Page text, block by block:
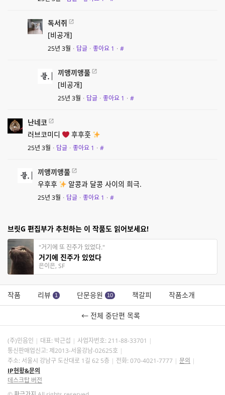
독서쥐
[비공개]
25년 3월 · 답글 · 좋아요 1 · #
끼앵끼앵풀
[비공개]
25년 3월 · 답글 · 좋아요 1 · #
난네코
러브코미디
후후훗
25년 3월 · 답글 · 좋아요 1 · #
끼앵끼앵풀
우후후
알콩과 달콩 사이의 희극.
25년 3월 · 답글 · 좋아요 1 · #
브릿G 편집부가 추천하는 이 작품도 읽어보세요!
"거기에 또 진주가 있었다."
거기에 진주가 있었다
은이은, SF
작품 리뷰 1 단문응원 10 책갈피 작품소개
← 전체 중단편 목록
(주)민음인 대표: 박근섭 사업자번호: 211-88-33701
통신판매업신고: 제2013-서울강남-02625호
주소: 서울시 강남구 도산대로 1길 62 5층
전화: 070-4021-7777
문의
IP현황&문의
데스크탑 버전